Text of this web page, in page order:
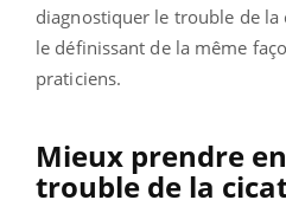
diagnostiquer le trouble de la
le définissant de la même
praticiens.
Mieux prendre
trouble de la